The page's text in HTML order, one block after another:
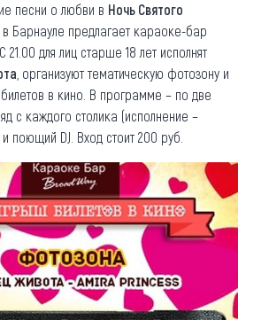
песни о любви в Ночь Святого
в Барнауле предлагает караоке-бар
21.00 для лиц старше 18 лет исполнят
, организуют тематическую фотозону и
в кино. В программе – по две
с каждого столика (исполнение –
поющий DJ. Вход стоит 200 руб.